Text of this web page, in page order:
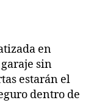
en
sin
estarán el
dentro de